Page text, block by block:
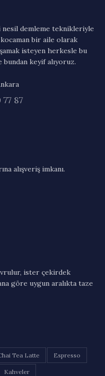
demleme teknikleriyle
bir aile olarak
isteyen herkesle bu
keyif alıyoruz.
87
alışveriş imkanı.
ister çekirdek
göre uygun aralıkta taze
Tea Latte Espresso
Kahveler